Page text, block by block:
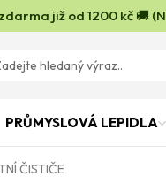
již od 1200 kč 🚚
PRŮMYSLOVÁ LEPIDLA
ČISTIČE